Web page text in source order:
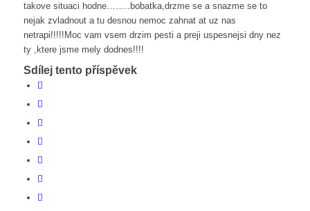
takove situaci hodne……..bobatka,drzme se a snazme se to
nejak zvladnout a tu desnou nemoc zahnat at uz nas
netrapi!!!!!Moc vam vsem drzim pesti a preji uspesnejsi dny nez
ty ,ktere jsme mely dodnes!!!!
Sdílej tento příspěvek